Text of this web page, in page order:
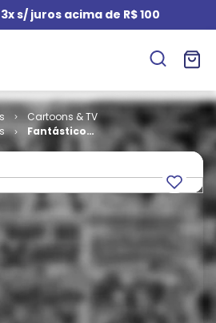
s/ juros acima de R$ 100
Cartoons & TV
Fantástico